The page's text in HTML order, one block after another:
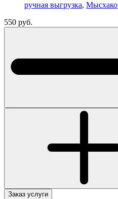
ручная выгрузка, Мысхако
550 руб.
Заказ услуги